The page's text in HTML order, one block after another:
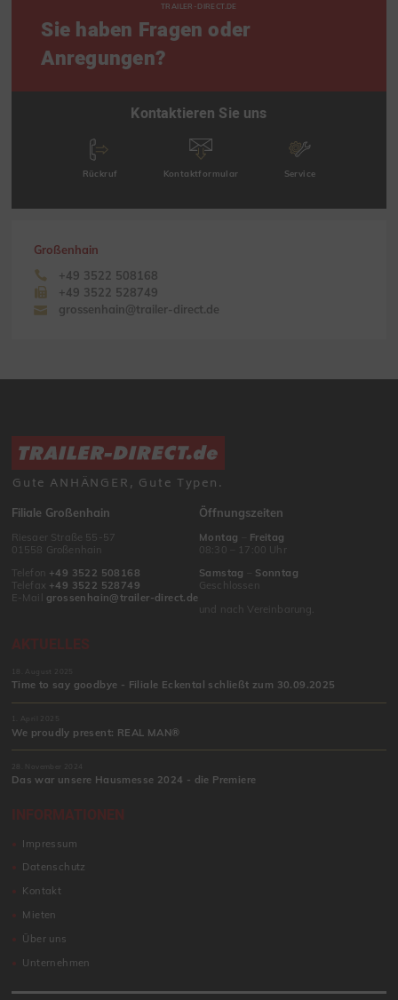
TRAILER-DIRECT.DE
Sie haben Fragen oder
Anregungen?
Kontaktieren Sie uns
Rückruf Kontaktformular Service
Großenhain
+49 3522 508168
+49 3522 528749
grossenhain@trailer-direct.de
Gute ANHÄNGER, Gute Typen.
Filiale Großenhain
Riesaer Straße 55-57
01558 Großenhain
Telefon +49 3522 508168
Telefax +49 3522 528749
E-Mail grossenhain@trailer-direct.de
Öffnungszeiten
Montag
Freitag
08:30 – 17:00 Uhr
Samstag
Sonntag
Geschlossen
und nach Vereinbarung.
AKTUELLES
18. August 2025
Time to say goodbye - Filiale Eckental schließt zum 30.09.2025
1. April 2025
We proudly present: REAL MAN®
28. November 2024
Das war unsere Hausmesse 2024 - die Premiere
INFORMATIONEN
Impressum
Datenschutz
Kontakt
Mieten
Über uns
Unternehmen